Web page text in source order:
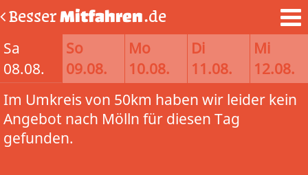
BesserMitfahren.de
Sa
08.08.
So
09.08.
Mo
10.08.
Di
11.08.
Mi
12.08.
Im Umkreis von 50km haben wir leider kein
Angebot nach Mölln für diesen Tag
gefunden.